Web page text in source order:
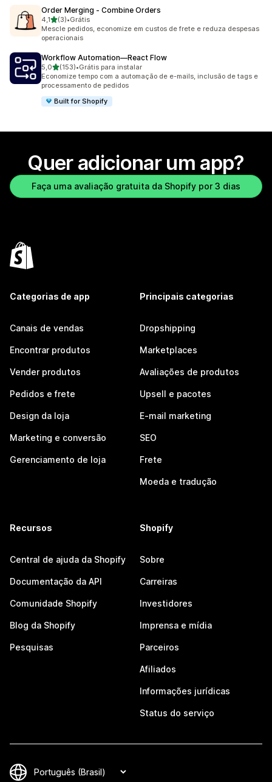
Order Merging ‑ Combine Orders
4,1de 5 estrelas
(3)
3 avaliações ao todo
•Grátis
Mescle pedidos, economize em custos de frete e reduza despesas
operacionais
Workflow Automation—React Flow
5,0de 5 estrelas
(153)
153 avaliações ao todo
•Grátis para instalar
Economize tempo com a automação de e-mails, inclusão de tags e
processamento de pedidos
Built for Shopify
Quer adicionar um app?
Faça uma avaliação gratuita da Shopify por 3 dias
Categorias de app
Canais de vendas
Encontrar produtos
Vender produtos
Pedidos e frete
Design da loja
Marketing e conversão
Gerenciamento de loja
Principais categorias
Dropshipping
Marketplaces
Avaliações de produtos
Upsell e pacotes
E-mail marketing
SEO
Frete
Moeda e tradução
Recursos
Central de ajuda da Shopify
Documentação da API
Comunidade Shopify
Blog da Shopify
Pesquisas
Shopify
Sobre
Carreiras
Investidores
Imprensa e mídia
Parceiros
Afiliados
Informações jurídicas
Status do serviço